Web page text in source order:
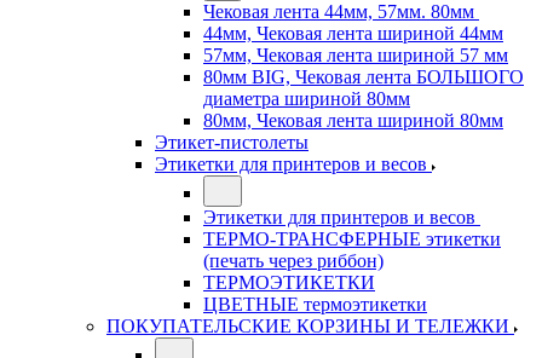
Чековая лента 44мм, 57мм. 80мм
44мм, Чековая лента шириной 44мм
57мм, Чековая лента шириной 57 мм
80мм BIG, Чековая лента БОЛЬШОГО
диаметра шириной 80мм
80мм, Чековая лента шириной 80мм
Этикет-пистолеты
Этикетки для принтеров и весов
Этикетки для принтеров и весов
ТЕРМО-ТРАНСФЕРНЫЕ этикетки
(печать через риббон)
ТЕРМОЭТИКЕТКИ
ЦВЕТНЫЕ термоэтикетки
ПОКУПАТЕЛЬСКИЕ КОРЗИНЫ И ТЕЛЕЖКИ